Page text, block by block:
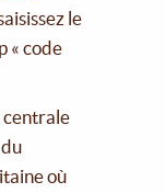
le
« code
centrale
où